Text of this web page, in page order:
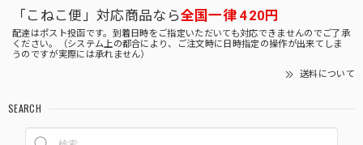
「こねこ便」対応商品なら全国一律 420円
配達はポスト投函です。到着日時をご指定いただいても対応できませんのでご了承
ください。（システム上の都合により、ご注文時に日時指定の操作が出来てしま
うのですが実際には承れません）
送料について
SEARCH